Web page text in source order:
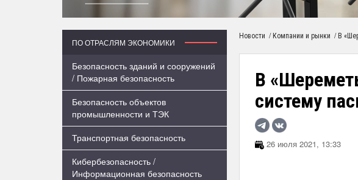
ПО ОТРАСЛЯМ ЭКОНОМИКИ
Безопасность зданий и сооружений
/ Пожарная безопасность
Безопасность объектов
промышленности и ТЭК
Транспортная безопасность
Кибербезопасность /
Информационная безопасность
Новости / Компании и рынки / В
В
систему
26 июля 2021, 13:33